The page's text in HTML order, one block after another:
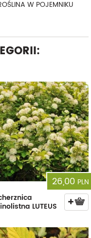
W POJEMNIKU
26,00 PLN
LUTEUS